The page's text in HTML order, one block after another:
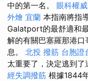
中的第一名。 眼科權威
外燴 宜蘭 本指南將指
Galatport的最舒適和
解的有關巴塞羅那港
息。 北投 撥筋 台胞證
太重要了，決定逃到了
經失調撥筋 根據1844